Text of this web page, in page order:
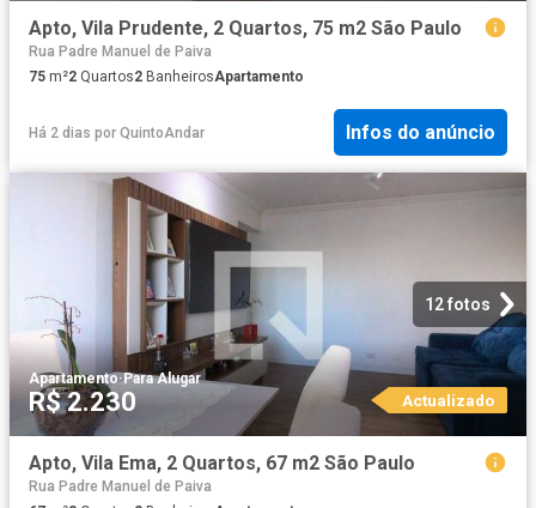
Apto, Vila Prudente, 2 Quartos, 75 m2 São Paulo
Rua Padre Manuel de Paiva
75 m²2 Quartos2 BanheirosApartamento
Há 2 dias por QuintoAndar Infos do anúncio
12 fotos
Apartamento·Para Alugar
R$ 2.230 Actualizado
Apto, Vila Ema, 2 Quartos, 67 m2 São Paulo
Rua Padre Manuel de Paiva